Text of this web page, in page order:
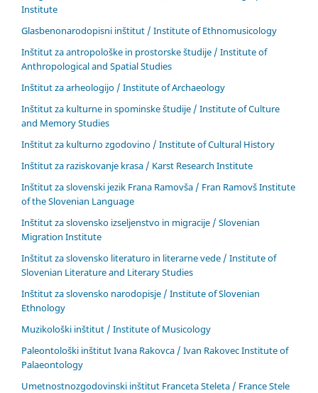
Institute
Glasbenonarodopisni inštitut / Institute of Ethnomusicology
Inštitut za antropološke in prostorske študije / Institute of
Anthropological and Spatial Studies
Inštitut za arheologijo / Institute of Archaeology
Inštitut za kulturne in spominske študije / Institute of Culture
and Memory Studies
Inštitut za kulturno zgodovino / Institute of Cultural History
Inštitut za raziskovanje krasa / Karst Research Institute
Inštitut za slovenski jezik Frana Ramovša / Fran Ramovš Institute
of the Slovenian Language
Inštitut za slovensko izseljenstvo in migracije / Slovenian
Migration Institute
Inštitut za slovensko literaturo in literarne vede / Institute of
Slovenian Literature and Literary Studies
Inštitut za slovensko narodopisje / Institute of Slovenian
Ethnology
Muzikološki inštitut / Institute of Musicology
Paleontološki inštitut Ivana Rakovca / Ivan Rakovec Institute of
Palaeontology
Umetnostnozgodovinski inštitut Franceta Steleta / France Stele